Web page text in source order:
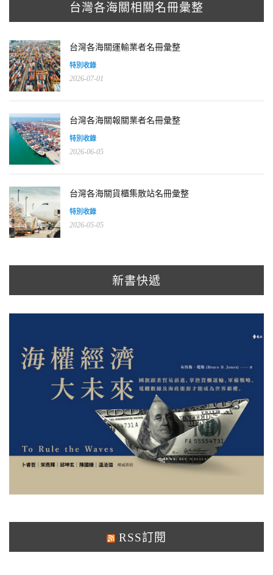
台灣各海關相關名冊彙整
台灣各海關運輸業者名冊彙整
特別收錄
2026-07-01
台灣各海關報關業者名冊彙整
特別收錄
2026-06-05
台灣各海關貨櫃集散站名冊彙整
特別收錄
2026-05-05
新書快遞
RSS訂閱